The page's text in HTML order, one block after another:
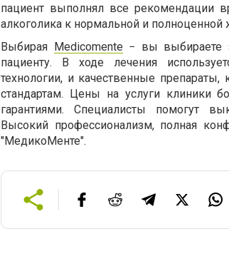
пациент выполнял все рекомендации
алкоголика к нормальной и полноценной
Выбирая Medicomente − вы выбираете
пациенту. В ходе лечения
технологии, и качественные
стандартам. Цены на услуги клиники
гарантиями. Специалисты помогут
Высокий профессионализм, полная
"МедикоМенте".